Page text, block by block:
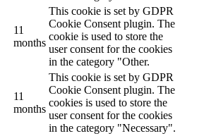
11
months
This cookie is set by GDPR
Cookie Consent plugin. The
cookie is used to store the
user consent for the cookies
in the category "Other.
11
months
This cookie is set by GDPR
Cookie Consent plugin. The
cookies is used to store the
user consent for the cookies
in the category "Necessary".